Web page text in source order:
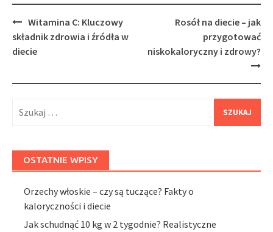
Post
navigation
Witamina C: Kluczowy
składnik zdrowia i źródła w
diecie
Rosół na diecie – jak
przygotować
niskokaloryczny i zdrowy?
OSTATNIE WPISY
Orzechy włoskie – czy są tuczące? Fakty o
kaloryczności i diecie
Jak schudnąć 10 kg w 2 tygodnie? Realistyczne